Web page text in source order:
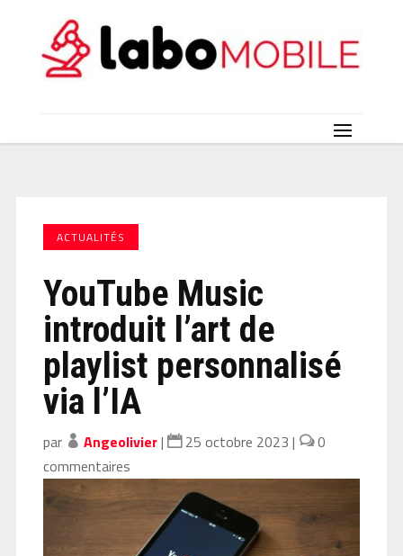
ACTUALITÉS
YouTube Music
introduit l’art de
playlist personnalisé
via l’IA
par Angeolivier| 25 octobre 2023 |
0
commentaires